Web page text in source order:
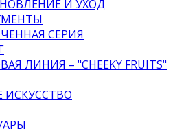
И УХОД
СЕРИЯ
ЛИНИЯ – "CHEEKY FRUITS"
ИСКУССТВО